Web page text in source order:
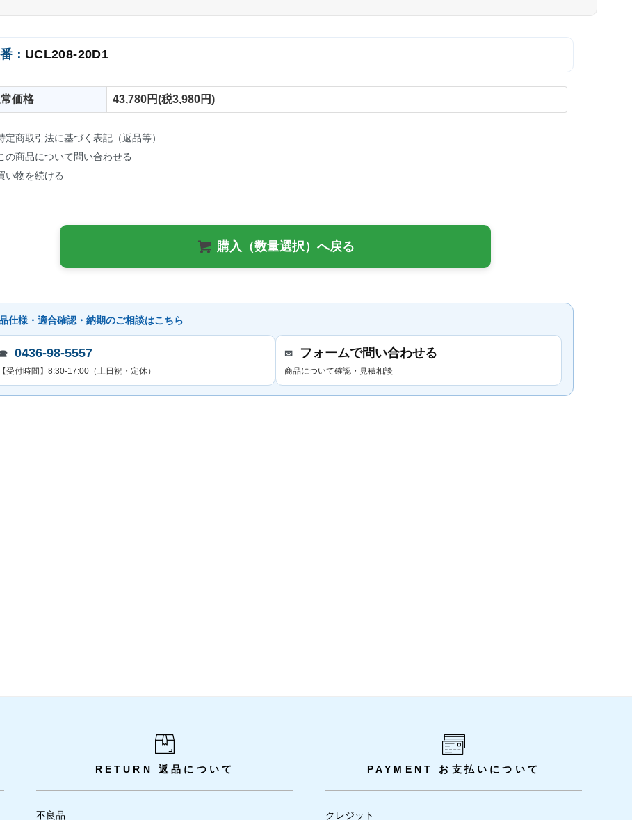
： UCL208-20D1
価格 43,780円(税3,980円)
定商取引法に基づく表記（返品等）
の商品について問い合わせる
い物を続ける
購入（数量選択）へ戻る
仕様・適合確認・納期のご相談はこちら
0436-98-5557
【受付時間】8:30-17:00（土日祝・定休）
✉ フォームで問い合わせる
商品について確認・見積相談
RETURN返品について
不良品
PAYMENT お支払いについて
クレジット